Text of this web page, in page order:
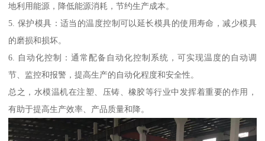
地利用能源，降低能源消耗，节约生产成本。
5. 保护模具：适当的温度控制可以延长模具的使用寿命，减少模具
的磨损和损坏。
6. 自动化控制：通常配备自动化控制系统，可实现温度的自动调
节、监控和报警，提高生产的自动化程度和安全性。
总之，水模温机在注塑、压铸、橡胶等行业中发挥着重要的作用，
有助于提高生产效率、产品质量和降。